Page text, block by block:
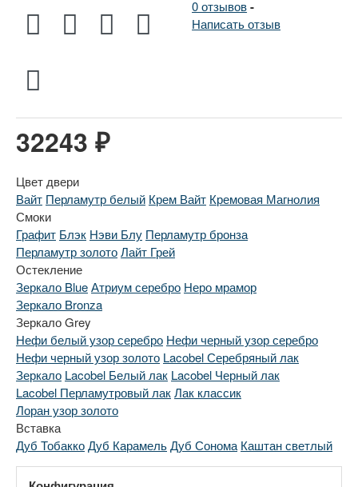
0 отзывов-
Написать отзыв
32243 ₽
Цвет двери
Вайт Перламутр белый Крем Вайт Кремовая Магнолия
Смоки
Графит Блэк Нэви Блу Перламутр бронза
Перламутр золотоЛайт Грей
Остекление
Зеркало BlueАтриум серебро Неро мрамор
Зеркало Bronza
Зеркало Grey
Нефи белый узор серебро Нефи черный узор серебро
Нефи черный узор золото Lacobel Серебряный лак
Зеркало Lacobel Белый лак Lacobel Черный лак
Lacobel Перламутровый лакЛак классик
Лоран узор золото
Вставка
Дуб ТобаккоДуб КарамельДуб Сонома Каштан светлый